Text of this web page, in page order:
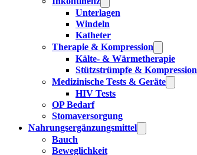
Unterlagen
Windeln
Katheter
Therapie & Kompression
Kälte- & Wärmetherapie
Stützstrümpfe & Kompression
Medizinische Tests & Geräte
HIV Tests
OP Bedarf
Stomaversorgung
Nahrungsergänzungsmittel
Bauch
Beweglichkeit